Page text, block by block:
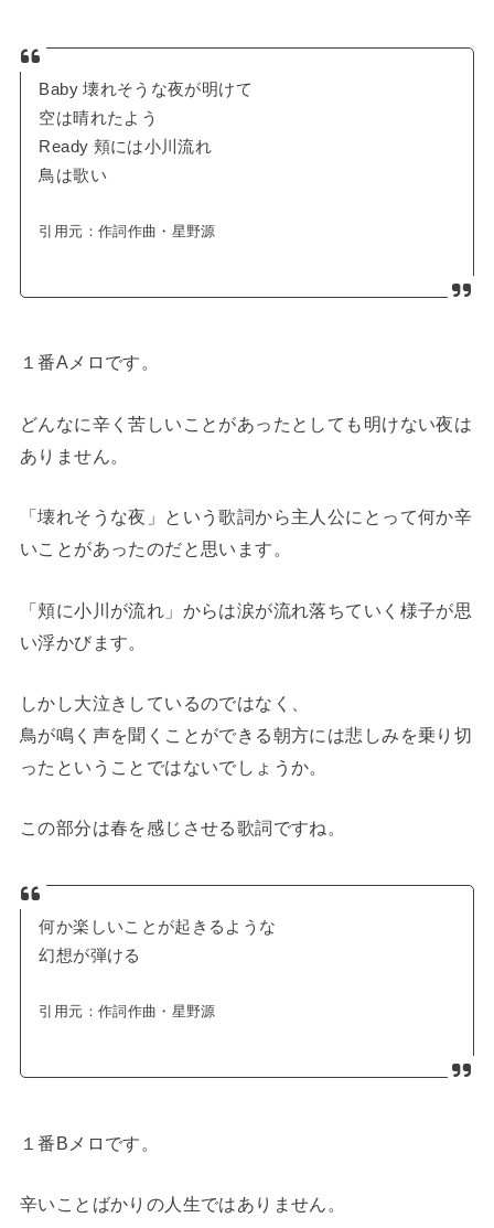
Baby 壊れそうな夜が明けて
空は晴れたよう
Ready 頬には小川流れ
鳥は歌い
引用元： 作詞作曲・星野源
１番Aメロです。
どんなに辛く苦しいことがあったとしても明けない夜は
ありません。
「壊れそうな夜」という歌詞から主人公にとって何か辛
いことがあったのだと思います。
「頬に小川が流れ」からは涙が流れ落ちていく様子が思
い浮かびます。
しかし大泣きしているのではなく、
鳥が鳴く声を聞くことができる朝方には悲しみを乗り切
ったということではないでしょうか。
この部分は春を感じさせる歌詞ですね。
何か楽しいことが起きるような
幻想が弾ける
引用元： 作詞作曲・星野源
１番Bメロです。
辛いことばかりの人生ではありません。